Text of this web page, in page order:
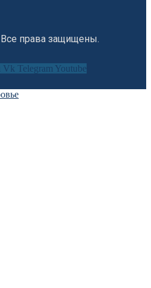
права защищены.
Vk Telegram Youtube